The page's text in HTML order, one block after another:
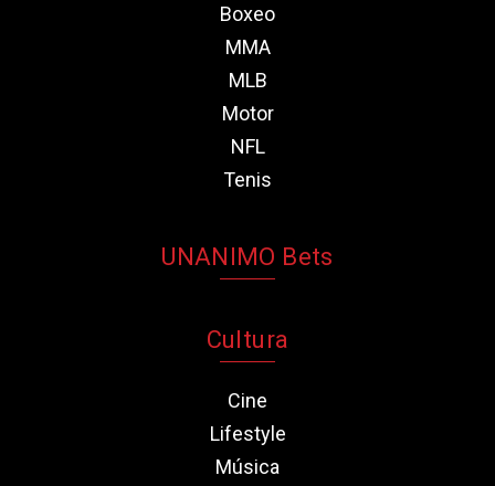
Boxeo
MMA
MLB
Motor
NFL
Tenis
UNANIMO Bets
Cultura
Cine
Lifestyle
Música